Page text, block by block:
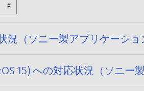
況（ソニー製アプリケーショ
15) への対応状況（ソニー